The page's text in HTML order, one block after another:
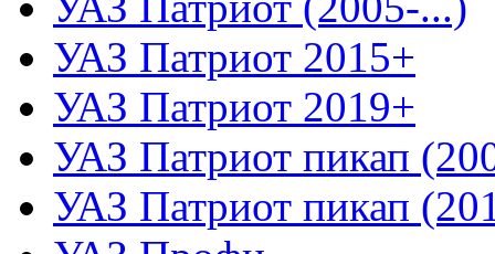
УАЗ Патриот 2015+
УАЗ Патриот 2019+
УАЗ Патриот пикап
УАЗ Патриот пикап